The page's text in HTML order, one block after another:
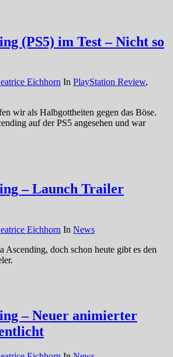
(PS5) im Test – Nicht so
Eichhorn In PlayStation Review,
wir als Halbgottheiten gegen das Böse.
auf der PS5 angesehen und war
– Launch Trailer
Eichhorn In News
Ascending, doch schon heute gibt es den
– Neuer animierter